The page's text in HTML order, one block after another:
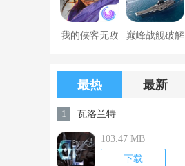
我的侠客无敌 巅峰战舰破解
限钻石
最热 最新
1 瓦洛兰特
103.47 MB
下载